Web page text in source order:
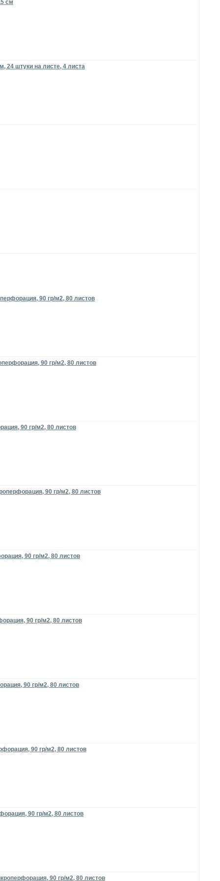
см
24 штуки на листе, 4 листа
90 гр/м2, 80 листов
90 гр/м2, 80 листов
90 гр/м2, 80 листов
90 гр/м2, 80 листов
90 гр/м2, 80 листов
90 гр/м2, 80 листов
90 гр/м2, 80 листов
90 гр/м2, 80 листов
90 гр/м2, 80 листов
90 гр/м2, 80 листов